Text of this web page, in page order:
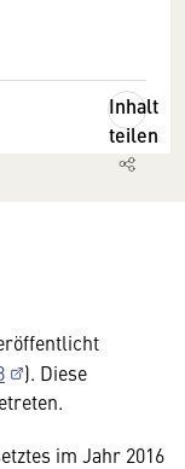
Inhalt
teilen
). Diese
im Jahr 2016